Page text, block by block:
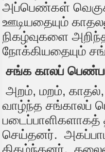
அப்பெண்கள்
ஊடியதையும்
நிகழ்வுகளை
நோக்கியதையும்
சங்க காலப்
அறம், மறம்,
வாழ்ந்த சங்காலப்
படைப்பாளிகளாகத்
செய்தனர்.
திகழ்ந்தனர்.